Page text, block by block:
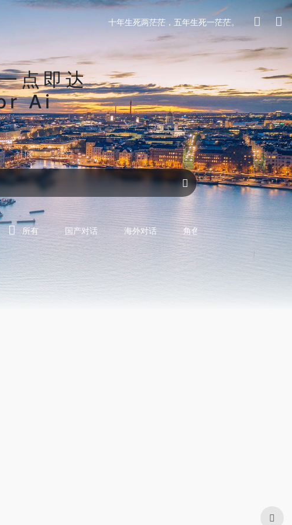
十年生死两茫茫，五年生死一茫茫。
点即达
Ai
社区 生活
对话AI
所有 国产对话 海外对话 角色型对话 专用型对话